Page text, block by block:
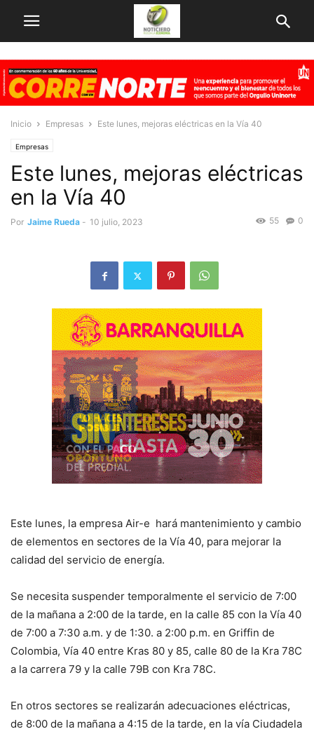
Inicio Empresas Este lunes, mejoras eléctricas en la Vía 40
Empresas
Este lunes, mejoras eléctricas
en la Vía 40
Por Jaime Rueda - 10 julio, 2023 0
55
Este lunes, la empresa Air-e hará mantenimiento y cambio
de elementos en sectores de la Vía 40, para mejorar la
calidad del servicio de energía.
Se necesita suspender temporalmente el servicio de 7:00
de la mañana a 2:00 de la tarde, en la calle 85 con la Vía 40
de 7:00 a 7:30 a.m. y de 1:30. a 2:00 p.m. en Griffin de
Colombia, Vía 40 entre Kras 80 y 85, calle 80 de la Kra 78C
a la carrera 79 y la calle 79B con Kra 78C.
En otros sectores se realizarán adecuaciones eléctricas,
de 8:00 de la mañana a 4:15 de la tarde, en la vía Ciudadela